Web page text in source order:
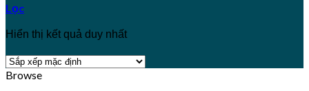
Lọc
Hiển thị kết quả duy nhất
Browse